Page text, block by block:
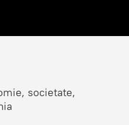
societate,